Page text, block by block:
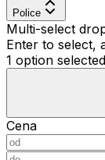
Police
Multi-select
Enter to select,
1 option
Cena